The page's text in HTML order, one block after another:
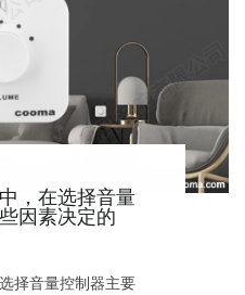
，在选择音量
因素决定的
择音量控制器主要